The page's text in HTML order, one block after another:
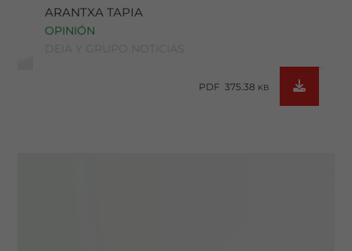
ARANTXA TAPIA
OPINIÓN
PDF 375.38 KB